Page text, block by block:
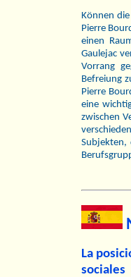
Können
Pierre
einen
Gaulejac
Vorrang
Befreiung
Pierre
eine
zwischen
Subjekten,
La
sociales